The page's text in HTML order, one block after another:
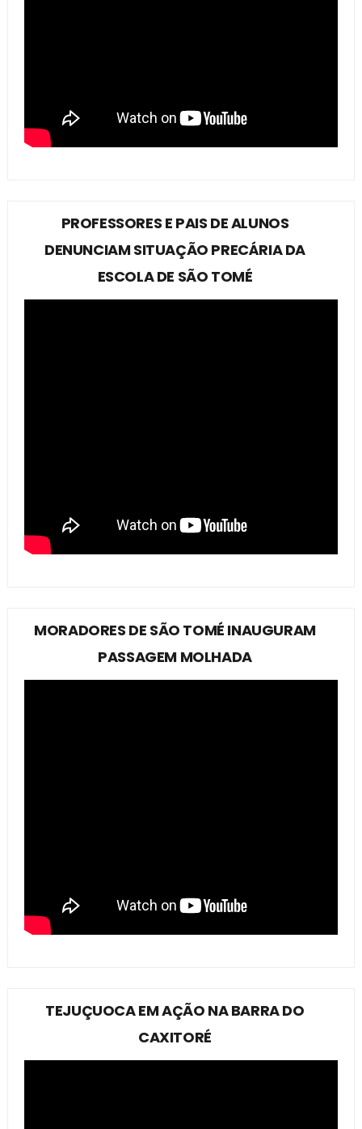
PROFESSORES E PAIS DE ALUNOS
DENUNCIAM SITUAÇÃO PRECÁRIA DA
ESCOLA DE SÃO TOMÉ
MORADORES DE SÃO TOMÉ INAUGURAM
PASSAGEM MOLHADA
TEJUÇUOCA EM AÇÃO NA BARRA DO
CAXITORÉ